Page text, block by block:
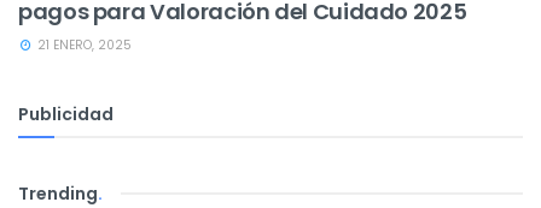
pagos para Valoración del Cuidado 2025
21 ENERO, 2025
Publicidad
Trending.